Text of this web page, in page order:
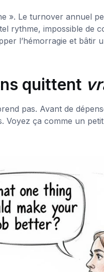
». Le turnover annuel
rythme, impossible de
l’hémorragie et bâtir
quittent
pas. Avant de
Voyez ça comme un